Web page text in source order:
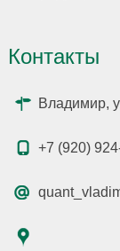
Контакты
Владимир,
+7 (920)